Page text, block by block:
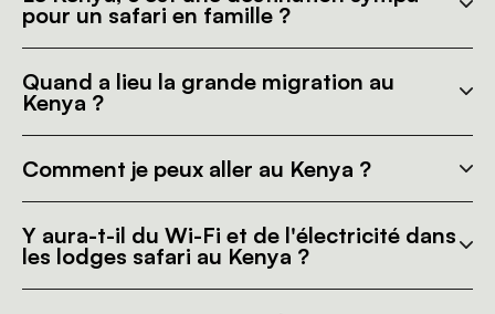
pour un safari en famille ?
Quand a lieu la grande migration au
Kenya ?
Comment je peux aller au Kenya ?
Y aura-t-il du Wi-Fi et de l'électricité dans
les lodges safari au Kenya ?